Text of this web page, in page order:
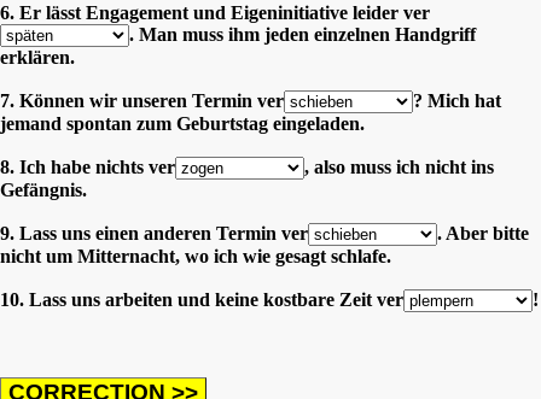
6. Er lässt Engagement und Eigeninitiative leider ver
. Man muss ihm jeden einzelnen Handgriff
erklären.
7. Können wir unseren Termin ver
? Mich hat
jemand spontan zum Geburtstag eingeladen.
8. Ich habe nichts ver
, also muss ich nicht ins
Gefängnis.
9. Lass uns einen anderen Termin ver
. Aber bitte
nicht um Mitternacht, wo ich wie gesagt schlafe.
10. Lass uns arbeiten und keine kostbare Zeit ver !